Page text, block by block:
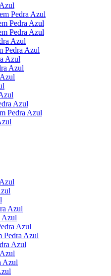
em Pedra Azul
Pedra Azul
Pedra Azul
Azul
Pedra Azul
Azul
Azul
Azul
Pedra Azul
Azul
Azul
Azul
Pedra Azul
Azul
Azul